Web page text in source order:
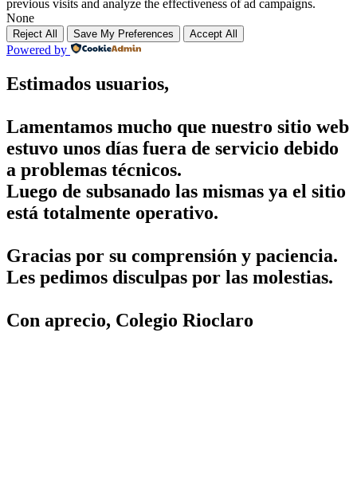
previous visits and analyze the effectiveness of ad campaigns.
None
Reject All Save My Preferences Accept All
Powered by
Estimados usuarios,
Lamentamos mucho que nuestro sitio web
estuvo unos días fuera de servicio debido
a problemas técnicos.
Luego de subsanado las mismas ya el sitio
está totalmente operativo.
Gracias por su comprensión y paciencia.
Les pedimos disculpas por las molestias.
Con aprecio, Colegio Rioclaro